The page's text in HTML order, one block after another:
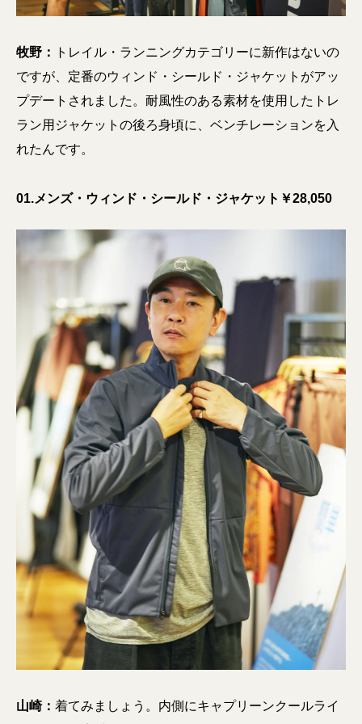
牧野：
トレイル・ランニングカテゴリーに新作はないの
ですが、定番のウィンド・シールド・ジャケットがアッ
プデートされました。耐風性のある素材を使用したトレ
ラン用ジャケットの後ろ身頃に、ベンチレーションを入
れたんです。
01.メンズ・ウィンド・シールド・ジャケット￥28,050
山崎： 着てみましょう。内側にキャプリーンクールライ